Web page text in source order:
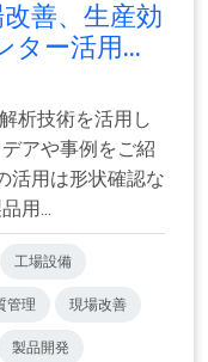
改善、生産効
ター活用...
析技術を活用し
アや事例をご紹
活用は形状確認な
用...
工場設備
管理 現場改善
製品開発